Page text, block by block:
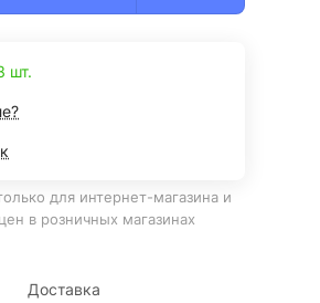
шт.
для интернет-магазина и
в розничных магазинах
Доставка